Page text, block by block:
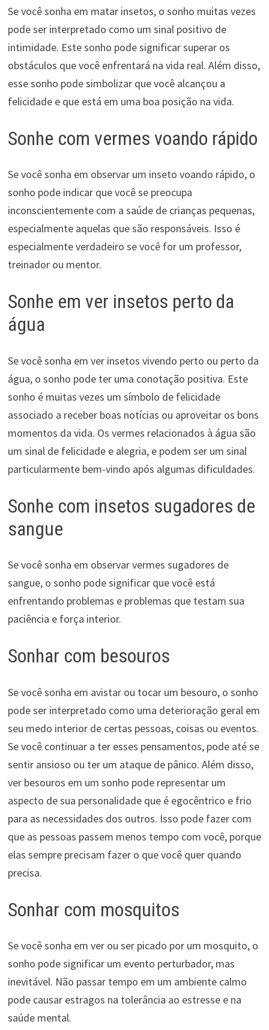
Se você sonha em matar insetos, o sonho muitas vezes
pode ser interpretado como um sinal positivo de
intimidade. Este sonho pode significar superar os
obstáculos que você enfrentará na vida real. Além disso,
esse sonho pode simbolizar que você alcançou a
felicidade e que está em uma boa posição na vida.
Sonhe com vermes voando rápido
Se você sonha em observar um inseto voando rápido, o
sonho pode indicar que você se preocupa
inconscientemente com a saúde de crianças pequenas,
especialmente aquelas que são responsáveis. Isso é
especialmente verdadeiro se você for um professor,
treinador ou mentor.
Sonhe em ver insetos perto da
água
Se você sonha em ver insetos vivendo perto ou perto da
água, o sonho pode ter uma conotação positiva. Este
sonho é muitas vezes um símbolo de felicidade
associado a receber boas notícias ou aproveitar os bons
momentos da vida. Os vermes relacionados à água são
um sinal de felicidade e alegria, e podem ser um sinal
particularmente bem-vindo após algumas dificuldades.
Sonhe com insetos sugadores de
sangue
Se você sonha em observar vermes sugadores de
sangue, o sonho pode significar que você está
enfrentando problemas e problemas que testam sua
paciência e força interior.
Sonhar com besouros
Se você sonha em avistar ou tocar um besouro, o sonho
pode ser interpretado como uma deterioração geral em
seu medo interior de certas pessoas, coisas ou eventos.
Se você continuar a ter esses pensamentos, pode até se
sentir ansioso ou ter um ataque de pânico. Além disso,
ver besouros em um sonho pode representar um
aspecto de sua personalidade que é egocêntrico e frio
para as necessidades dos outros. Isso pode fazer com
que as pessoas passem menos tempo com você, porque
elas sempre precisam fazer o que você quer quando
precisa.
Sonhar com mosquitos
Se você sonha em ver ou ser picado por um mosquito, o
sonho pode significar um evento perturbador, mas
inevitável. Não passar tempo em um ambiente calmo
pode causar estragos na tolerância ao estresse e na
saúde mental.